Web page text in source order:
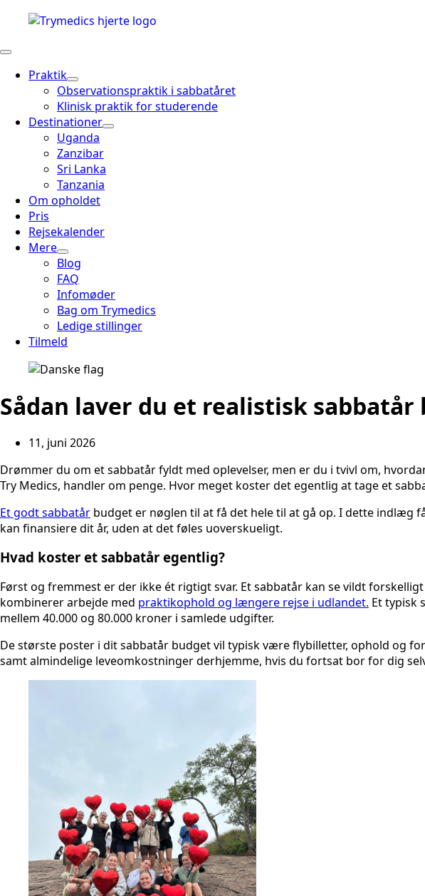
Praktik
Observationspraktik i sabbatåret
Klinisk praktik for studerende
Destinationer
Uganda
Zanzibar
Sri Lanka
Tanzania
Om opholdet
Pris
Rejsekalender
Mere
Blog
FAQ
Infomøder
Bag om Trymedics
Ledige stillinger
Tilmeld
Sådan laver du et realistisk sabbatår
11, juni 2026
Drømmer du om et sabbatår fyldt med oplevelser, men er du i tvivl om,
Try Medics, handler om penge. Hvor meget koster det egentlig at tage et
Et godt sabbatår budget er nøglen til at få det hele til at gå op. I dette indlæg
kan finansiere dit år, uden at det føles uoverskueligt.
Hvad koster et sabbatår egentlig?
Først og fremmest er der ikke ét rigtigt svar. Et sabbatår kan se vildt
kombinerer arbejde med praktikophold og længere rejse i udlandet. Et typisk
mellem 40.000 og 80.000 kroner i samlede udgifter.
De største poster i dit sabbatår budget vil typisk være flybilletter, ophold og
samt almindelige leveomkostninger derhjemme, hvis du fortsat bor for dig